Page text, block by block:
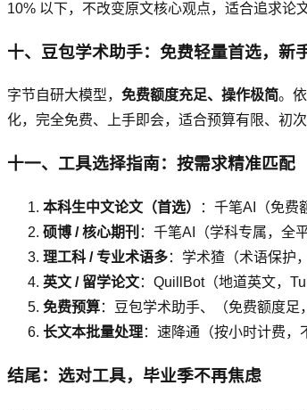
10% 以下，不改变原文核心观点，适合追求论
十、豆包学术助手：免费轻量首选，新
字节自研大模型， 免费额度充足、操作极简。
化，完全免费、上手即会，适合预算有限、初次
十一、工具选择指南：按需求精准匹配
本科生中文论文（首选）
：千笔AI（免费
硕博 / 核心期刊 ：千笔AI（学科专属，全
理工科 / 专业术语多：学术猹（术语保护
英文 / 留学论文：QuillBot（地道英文，
免费预算：豆包学术助手、（免费额度足
长文本批量处理：速降通（按小时计费，
结尾：选对工具，毕业季不再焦虑